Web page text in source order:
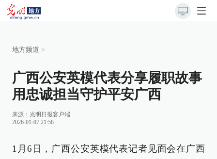
地方频道 >
广西公安英模代表分享履职故事
用忠诚担当守护平安广西
来源： 光明日报客户端
2026-01-07 21:58
1月6日，广西公安英模代表记者见面会在广西